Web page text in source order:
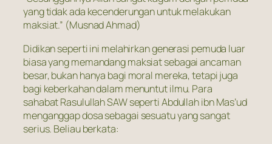
yang tidak ada kecenderungan untuk melakukan
maksiat.” (Musnad Ahmad)
Didikan seperti ini melahirkan generasi pemuda luar
biasa yang memandang maksiat sebagai ancaman
besar, bukan hanya bagi moral mereka, tetapi juga
bagi keberkahan dalam menuntut ilmu. Para
sahabat Rasulullah SAW seperti Abdullah ibn Mas’ud
menganggap dosa sebagai sesuatu yang sangat
serius. Beliau berkata: